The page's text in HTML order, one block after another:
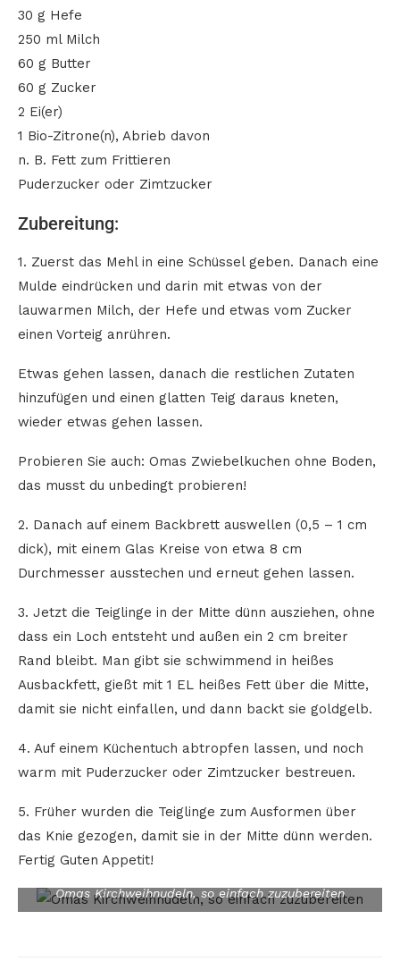
30 g Hefe
250 ml Milch
60 g Butter
60 g Zucker
2 Ei(er)
1 Bio-Zitrone(n), Abrieb davon
n. B. Fett zum Frittieren
Puderzucker oder Zimtzucker
Zubereitung:
1. Zuerst das Mehl in eine Schüssel geben. Danach eine
Mulde eindrücken und darin mit etwas von der
lauwarmen Milch, der Hefe und etwas vom Zucker
einen Vorteig anrühren.
Etwas gehen lassen, danach die restlichen Zutaten
hinzufügen und einen glatten Teig daraus kneten,
wieder etwas gehen lassen.
Probieren Sie auch: Omas Zwiebelkuchen ohne Boden,
das musst du unbedingt probieren!
2. Danach auf einem Backbrett auswellen (0,5 – 1 cm
dick), mit einem Glas Kreise von etwa 8 cm
Durchmesser ausstechen und erneut gehen lassen.
3. Jetzt die Teiglinge in der Mitte dünn ausziehen, ohne
dass ein Loch entsteht und außen ein 2 cm breiter
Rand bleibt. Man gibt sie schwimmend in heißes
Ausbackfett, gießt mit 1 EL heißes Fett über die Mitte,
damit sie nicht einfallen, und dann backt sie goldgelb.
4. Auf einem Küchentuch abtropfen lassen, und noch
warm mit Puderzucker oder Zimtzucker bestreuen.
5. Früher wurden die Teiglinge zum Ausformen über
das Knie gezogen, damit sie in der Mitte dünn werden.
Fertig Guten Appetit!
Omas Kirchweihnudeln, so einfach zuzubereiten